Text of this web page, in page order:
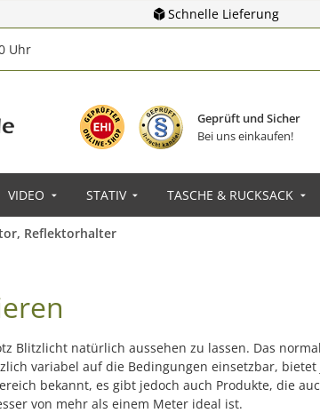
Schnelle Lieferung
Uhr
Geprüft und Sicher
Bei uns einkaufen!
VIDEO STATIV TASCHE & RUCKSACK
Reflektorhalter
Blitzlicht natürlich aussehen zu lassen. Das
variabel auf die Bedingungen einsetzbar,
bekannt, es gibt jedoch auch Produkte, die
von mehr als einem Meter ideal ist.